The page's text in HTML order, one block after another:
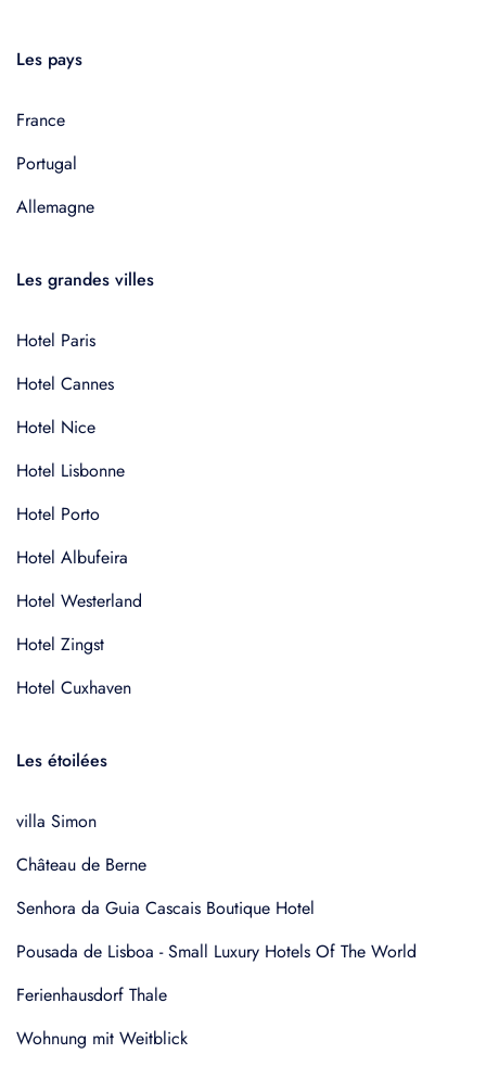
Les pays
France
Portugal
Allemagne
Les grandes villes
Hotel Paris
Hotel Cannes
Hotel Nice
Hotel Lisbonne
Hotel Porto
Hotel Albufeira
Hotel Westerland
Hotel Zingst
Hotel Cuxhaven
Les étoilées
villa Simon
Château de Berne
Senhora da Guia Cascais Boutique Hotel
Pousada de Lisboa - Small Luxury Hotels Of The World
Ferienhausdorf Thale
Wohnung mit Weitblick